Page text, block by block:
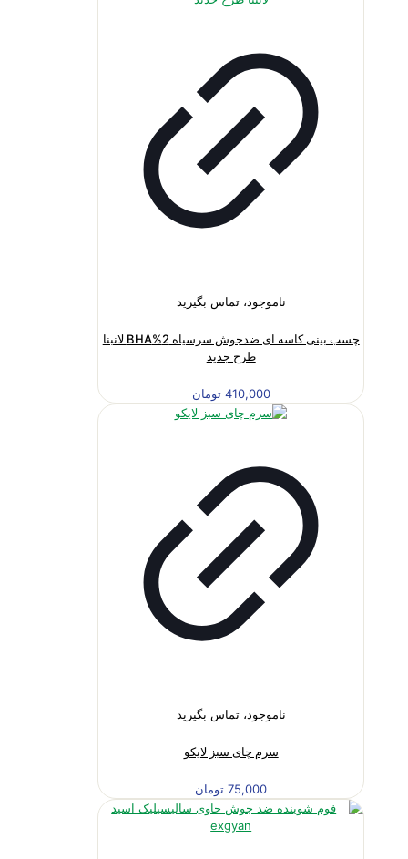
ناموجود، تماس بگیرید
چسب بینی کاسه ای ضدجوش سرسیاه 2%BHA لانبنا
طرح جدید
410,000 تومان
ناموجود، تماس بگیرید
سرم چای سبز لایکو
75,000 تومان